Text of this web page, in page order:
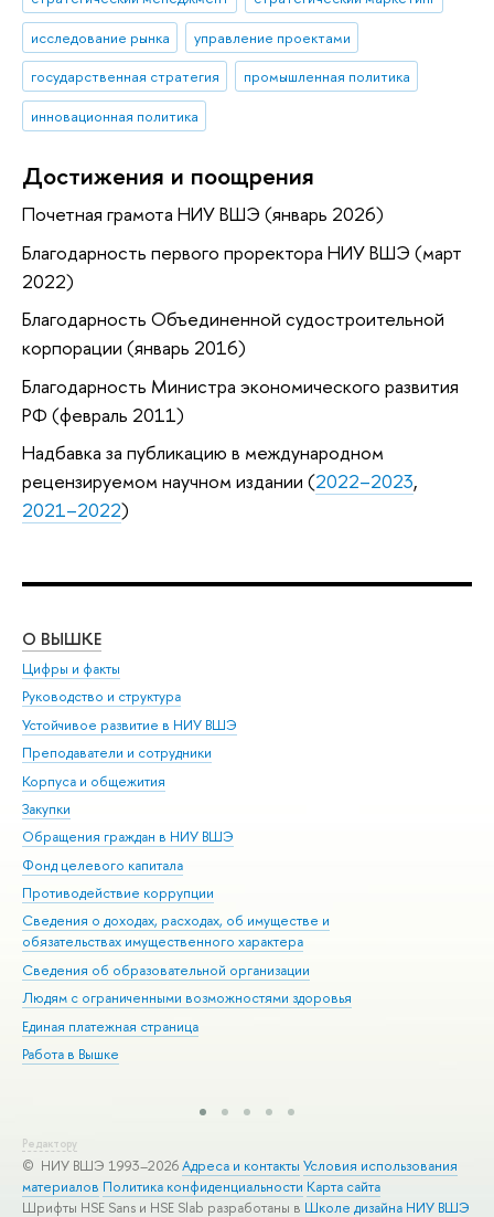
исследование рынка
управление проектами
государственная стратегия
промышленная политика
инновационная политика
Достижения и поощрения
Почетная грамота НИУ ВШЭ (январь 2026)
Благодарность первого проректора НИУ ВШЭ (март
2022)
Благодарность Объединенной судостроительной
корпорации (январь 2016)
Благодарность Министра экономического развития
РФ (февраль 2011)
Надбавка за публикацию в международном
рецензируемом научном издании (2022–2023,
2021–2022)
О ВЫШКЕ
Цифры и факты
Руководство и структура
Устойчивое развитие в НИУ ВШЭ
Преподаватели и сотрудники
Корпуса и общежития
Закупки
Обращения граждан в НИУ ВШЭ
Фонд целевого капитала
Противодействие коррупции
Сведения о доходах, расходах, об имуществе и
обязательствах имущественного характера
Сведения об образовательной организации
Людям с ограниченными возможностями здоровья
Единая платежная страница
Работа в Вышке
Редактору
© НИУ ВШЭ 1993–2026Адреса и контакты Условия использования
материалов Политика конфиденциальности Карта сайта
Шрифты HSE Sans и HSE Slab разработаны в Школе дизайна НИУ ВШЭ